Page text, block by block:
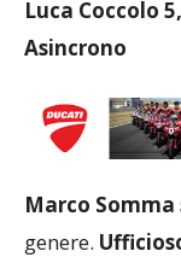
Luca Coccolo
Asincrono
Marco Somma
genere.